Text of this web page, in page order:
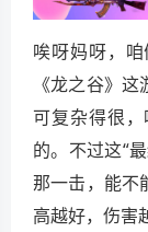
唉呀妈呀，
《龙之谷》
可复杂得很
的。不过这“
那一击，能不
高越好，伤害